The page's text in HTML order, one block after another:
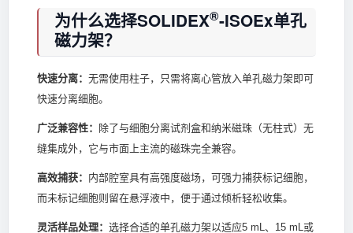
为什么选择SOLIDEX®-ISOEx单孔
磁力架？
快速分离： 无需使用柱子，只需将离心管放入单孔磁力架即可
快速分离细胞。
广泛兼容性：
除了与细胞分离试剂盒和纳米磁珠（无柱式）无
缝集成外，它与市面上主流的磁珠完全兼容。
高效捕获： 内部腔室具有高强度磁场，可强力捕获标记细胞，
而未标记细胞则留在悬浮液中，便于通过倾析轻松收集。
灵活样品处理： 选择合适的单孔磁力架以适应5 mL、15 mL或